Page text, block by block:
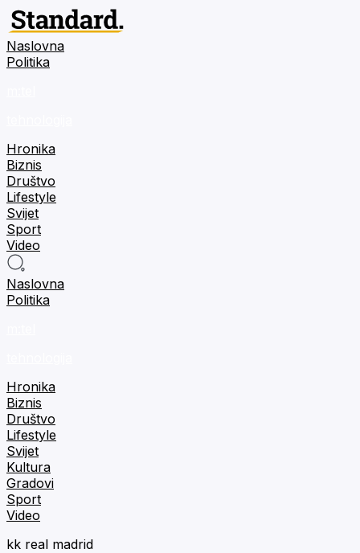
Naslovna
Politika
Hronika
Biznis
Društvo
Lifestyle
Svijet
Sport
Video
Naslovna
Politika
Hronika
Biznis
Društvo
Lifestyle
Svijet
Kultura
Gradovi
Sport
Video
kk real madrid